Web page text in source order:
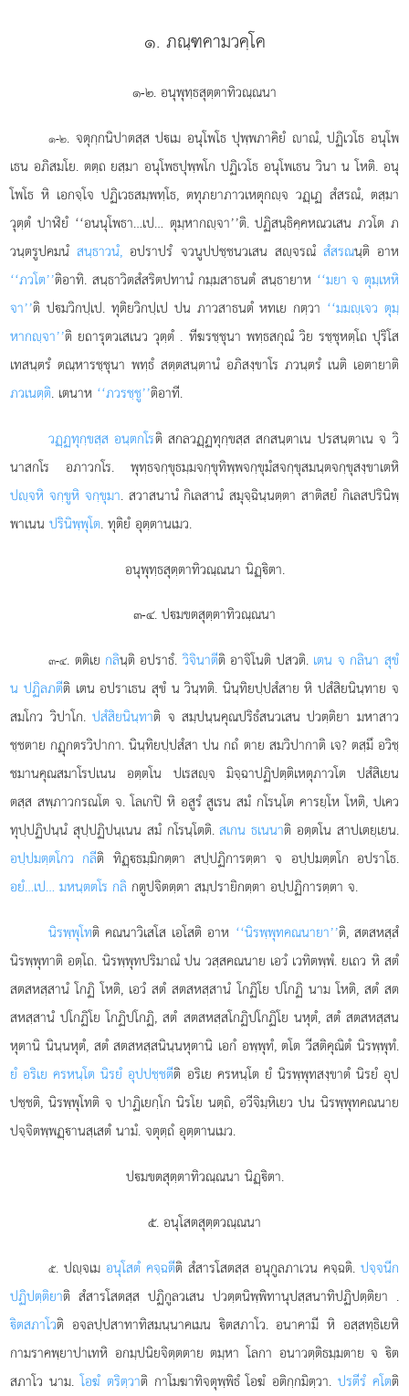
๑. ภณฺฑคามวคฺโค
๑-๒. อนุพุทฺธสุตฺตาทิวณฺณนา
๑-๒. จตุกฺกนิปาตสฺสปเม อนุโพโธ ปุพฺพภาคิยํ าณํ, ปฏิเวโธ อนุโพ
เธน อภิสมโย. ตตฺถ ยสฺมา อนุโพธปุพฺพโก ปฏิเวโธ อนุโพเธน วินา น โหติ. อนุ
โพโธ หิ เอกจฺโจ ปฏิเวธสมฺพทฺโธ, ตทุภยาภาวเหตุกฺจ วฏฺเฏ สํสรณํ, ตสฺมา
วุตฺตํ ปาฬิยํ ‘‘อนนุโพธา…เป… ตุมฺหากฺจา’’ติ. ปฏิสนฺธิคฺคหณวเสน ภวโต ภ
วนฺตรูปคมนํสนฺธาวนํ, อปราปรํ จวนูปปชฺชนวเสน สฺจรณํ สํสรณนฺติ อาห
‘‘ภวโต’’ติอาทิ. สนฺธาวิตสํสริตปทานํ กมฺมสาธนตํ สนฺธายาห ‘‘มยา จ ตุมฺเหหิ
จา’’ติ ปมวิกปฺเป. ทุติยวิกปฺเป ปน ภาวสาธนตํ หทเย กตฺวา ‘‘มมฺเจว ตุมฺ
หากฺจา’’ติ ยถารุตวเสเนว วุตฺตํ . ทีฆรชฺชุนา พทฺธสกุณํ วิย รชฺชุหตฺโถ ปุริโส
เทสนฺตรํ ตณฺหารชฺชุนา พทฺธํ สตฺตสนฺตานํ อภิสงฺขาโร ภวนฺตรํ เนติ เอตายาติ
ภวเนตฺติ. เตนาห ‘‘ภวรชฺชู’’ติอาที.
วฏฺฏทุกฺขสฺส อนฺตกโรติ สกลวฏฺฏทุกฺขสฺส สกสนฺตาเน ปรสนฺตาเน จ วิ
นาสกโร อภาวกโร. พุทฺธจกฺขุธมฺมจกฺขุทิพฺพจกฺขุมํสจกฺขุสมนฺตจกฺขุสงฺขาเตหิ
ปฺจหิ จกฺขูหิ จกฺขุมา. สวาสนานํ กิเลสานํ สมุจฺฉินฺนตฺตา สาติสยํ กิเลสปรินิพฺ
พาเนนปรินิพฺพุโต. ทุติยํ อุตฺตานเมว.
อนุพุทฺธสุตฺตาทิวณฺณนา นิฏฺิตา.
๓-๔. ปมขตสุตฺตาทิวณฺณนา
๓-๔. ตติเย กลินฺติ อปราธํ.วิจินาตีติ อาจิโนติ ปสวติ. เตน จ กลินา สุขํ
น ปฏิลภตีติ เตน อปราเธน สุขํ น วินฺทติ. นินฺทิยปฺปสํสาย หิ ปสํสิยนินฺทาย จ
สมโกว วิปาโก.ปสํสิยนินฺทาติ จ สมฺปนฺนคุณปริธํสนวเสน ปวตฺติยา มหาสาว
ชฺชตาย กฏุกตรวิปากา. นินฺทิยปฺปสํสา ปน กถํ ตาย สมวิปากาติ เจ? ตสฺมึ อวิชฺ
ชมานคุณสมาโรปเนน อตฺตโน ปเรสฺจ มิจฺฉาปฏิปตฺติเหตุภาวโต ปสํสิเยน
ตสฺส สพฺภาวกรณโต จ. โลเกปิ หิ อสูรํ สูเรน สมํ กโรนฺโต คารยฺโห โหติ, ปเคว
ทุปฺปฏิปนฺนํ สุปฺปฏิปนฺเนน สมํ กโรนฺโตติ.สเกน ธเนนาติ อตฺตโน สาปเตยฺเยน.
อปฺปมตฺตโกว กลีติ ทิฏฺธมฺมิกตฺตา สปฺปฏิการตฺตา จ อปฺปมตฺตโก อปราโธ.
อยํ…เป… มหนฺตตโร กลิ กตูปจิตตฺตา สมฺปรายิกตฺตา อปฺปฏิการตฺตา จ.
นิรพฺพุโทติ คณนาวิเสโส เอโสติ อาห ‘‘นิรพฺพุทคณนายา’’ติ, สตสหสฺสํ
นิรพฺพุทาติ อตฺโถ. นิรพฺพุทปริมาณํ ปน วสฺสคณนาย เอวํ เวทิตพฺพํ. ยเถว หิ สตํ
สตสหสฺสานํ โกฏิ โหติ, เอวํ สตํ สตสหสฺสานํ โกฏิโย ปโกฏิ นาม โหติ, สตํ สต
สหสฺสานํ ปโกฏิโย โกฏิปโกฏิ, สตํ สตสหสฺสโกฏิปโกฏิโย นหุตํ, สตํ สตสหสฺสน
หุตานิ นินฺนหุตํ, สตํ สตสหสฺสนินฺนหุตานิ เอกํ อพฺพุทํ, ตโต วีสติคุณิตํ นิรพฺพุทํ.
ยํ อริเย ครหนฺโต นิรยํ อุปปชฺชตีติ อริเย ครหนฺโต ยํ นิรพฺพุทสงฺขาตํ นิรยํ อุป
ปชฺชติ, นิรพฺพุโทติ จ ปาฏิเยกฺโก นิรโย นตฺถิ, อวีจิมฺหิเยว ปน นิรพฺพุทคณนาย
ปจฺจิตพฺพฏฺานสฺเสตํ นามํ. จตุตฺถํ อุตฺตานเมว.
ปมขตสุตฺตาทิวณฺณนา นิฏฺิตา.
๕. อนุโสตสุตฺตวณฺณนา
๕. ปฺจเม อนุโสตํ คจฺฉตีติ สํสารโสตสฺส อนุกูลภาเวน คจฺฉติ. ปจฺจนีก
ปฏิปตฺติยาติ สํสารโสตสฺส ปฏิกูลวเสน ปวตฺตนิพฺพิทานุปสฺสนาทิปฏิปตฺติยา .
ิตสภาโวติ อจลปฺปสาทาทิสมนฺนาคเมน ิตสภาโว. อนาคามี หิ อสฺสทฺธิเยหิ
กามราคพฺยาปาเทหิ อกมฺปนิยจิตฺตตาย ตมฺหา โลกา อนาวตฺติธมฺมตาย จ ิต
สภาโว นาม.โอฆํ ตริตฺวาติ กาโมฆาทิจตุพฺพิธํ โอฆํ อติกฺกมิตฺวา. ปรตีรํ คโตติ